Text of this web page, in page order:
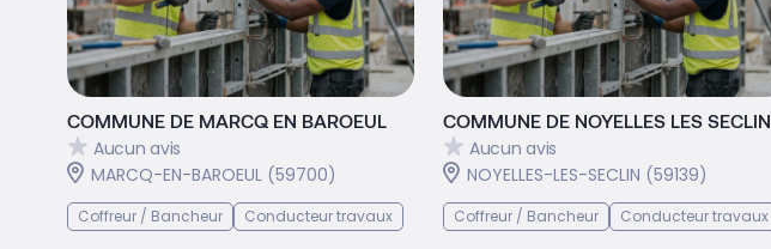
COMMUNE DE MARCQ EN BAROEUL
Aucun avis
MARCQ-EN-BAROEUL (59700)
Coffreur / Bancheur Conducteur travaux
COMMUNE DE NOYELLES LES SECLIN
Aucun avis
NOYELLES-LES-SECLIN (59139)
Coffreur / Bancheur Conducteur travaux